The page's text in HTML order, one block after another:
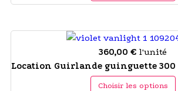
360,00 € l'unité
Location Guirlande guinguette 300
Choisir les options